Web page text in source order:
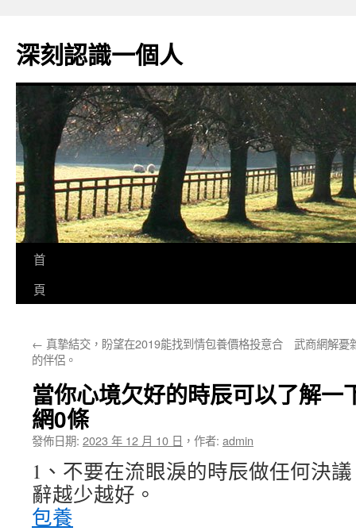
主
要
深刻認識一個人
首
頁
← 真摯結交，盼望在2019能找到情包養價格投意合
的伴侶。
武商網解憂
當你心境欠好的時辰可以了解一
網0條
發佈日期: 2023 年 12 月 10 日 ， 作者: admin
1、不要在流眼淚的時辰做任何決
辭越少越好。
包養